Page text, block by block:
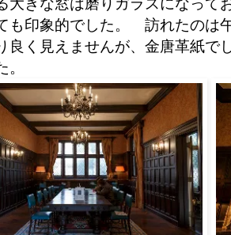
も印象的でした。 訪れたのは
良く見えませんが、金唐革紙
。